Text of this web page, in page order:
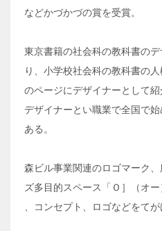
などかづかづの賞を受賞。
東京書籍の社会科の教科書の
り、小学校社会科の教科書の人
のページにデザイナーとして紹
デザイナーとい職業で全国で
ある。
森ビル事業関連のロゴマーク
ズ多目的スペース「Ｏ］（オ
、コンセプト、ロゴなどをてが